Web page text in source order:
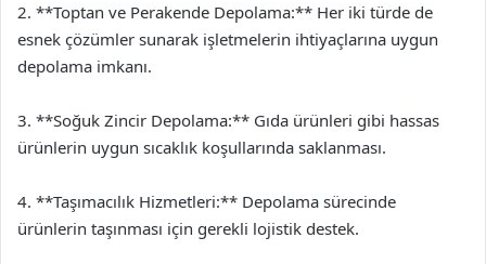
2. **Toptan ve Perakende Depolama:** Her iki türde de
esnek çözümler sunarak işletmelerin ihtiyaçlarına uygun
depolama imkanı.
3. **Soğuk Zincir Depolama:** Gıda ürünleri gibi hassas
ürünlerin uygun sıcaklık koşullarında saklanması.
4. **Taşımacılık Hizmetleri:** Depolama sürecinde
ürünlerin taşınması için gerekli lojistik destek.